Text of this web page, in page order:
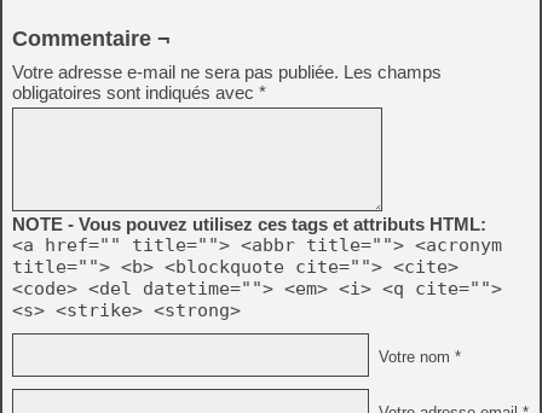
Commentaire ¬
Votre adresse e-mail ne sera pas publiée. Les champs
obligatoires sont indiqués avec *
NOTE - Vous pouvez utilisez ces tags et attributs HTML:
<a href="" title=""> <abbr title=""> <acronym
title=""> <b> <blockquote cite=""> <cite>
<code> <del datetime=""> <em> <i> <q cite="">
<s> <strike> <strong>
Votre nom *